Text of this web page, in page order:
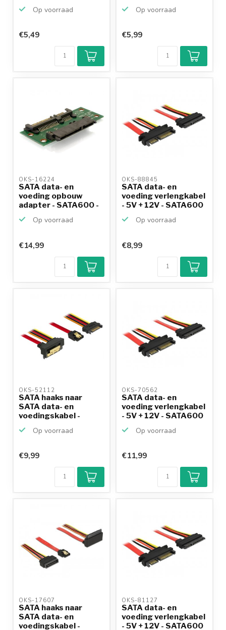
Op voorraad
€5,49
Op voorraad
€5,99
OKS-16224
SATA data- en
voeding opbouw
adapter - SATA600 -
Op voorraad
€14,99
OKS-88845
SATA data- en
voeding verlengkabel
- 5V + 12V - SATA600
Op voorraad
€8,99
OKS-52112
SATA haaks naar
SATA data- en
voedingskabel -
Op voorraad
€9,99
OKS-70562
SATA data- en
voeding verlengkabel
- 5V + 12V - SATA600
Op voorraad
€11,99
OKS-17607
SATA haaks naar
SATA data- en
voedingskabel -
OKS-81127
SATA data- en
voeding verlengkabel
- 5V + 12V - SATA600